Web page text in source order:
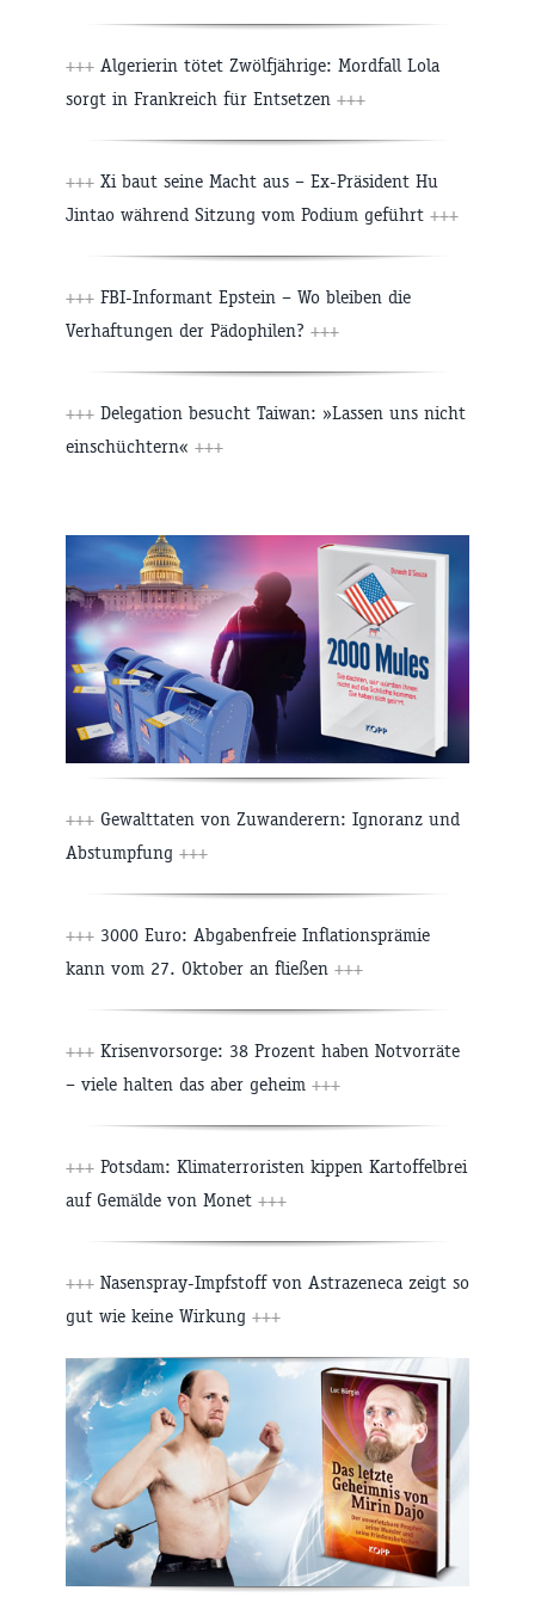
+++ Algerierin tötet Zwölfjährige: Mordfall Lola
sorgt in Frankreich für Entsetzen +++
+++ Xi baut seine Macht aus – Ex-Präsident Hu
Jintao während Sitzung vom Podium geführt +++
+++ FBI-Informant Epstein – Wo bleiben die
Verhaftungen der Pädophilen? +++
+++ Delegation besucht Taiwan: »Lassen uns nicht
einschüchtern« +++
+++ Gewalttaten von Zuwanderern: Ignoranz und
Abstumpfung +++
+++ 3000 Euro: Abgabenfreie Inflationsprämie
kann vom 27. Oktober an fließen +++
+++ Krisenvorsorge: 38 Prozent haben Notvorräte
– viele halten das aber geheim +++
+++ Potsdam: Klimaterroristen kippen Kartoffelbrei
auf Gemälde von Monet +++
+++ Nasenspray-Impfstoff von Astrazeneca zeigt so
gut wie keine Wirkung +++